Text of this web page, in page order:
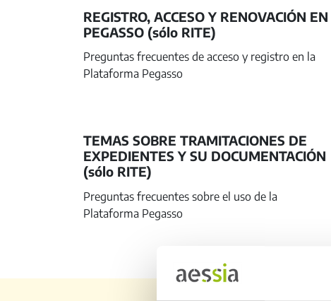
REGISTRO, ACCESO Y RENOVACIÓN EN
PEGASSO (sólo RITE)
Preguntas frecuentes de acceso y registro en la
Plataforma Pegasso
TEMAS SOBRE TRAMITACIONES DE
EXPEDIENTES Y SU DOCUMENTACIÓN
(sólo RITE)
Preguntas frecuentes sobre el uso de la
Plataforma Pegasso